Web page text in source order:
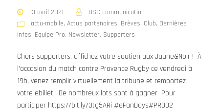
13 avril 2021
USC communication
actu-mobile, Actus partenaires, Brèves, Club, Dernières
infos, Equipe Pro, Newsletter, Supporters
Chers supporters, affichez votre soutien aux Jaune&Noir ! À
l’occasion du match contre Provence Rugby ce vendredi à
19h, venez remplir virtuellement la tribune et remportez
votre ebillet ! De nombreux lots sont à gagner Pour
participer https://bit.ly/3tg5ARi #eFanDays#PROD2